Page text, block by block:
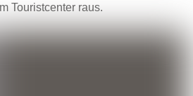
Touristcenter raus.